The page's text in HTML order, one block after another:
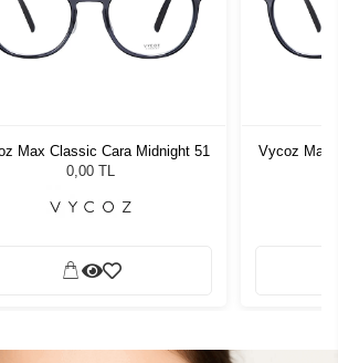
Max Classic Cara Midnight 51
0,00 TL
Vycoz Max